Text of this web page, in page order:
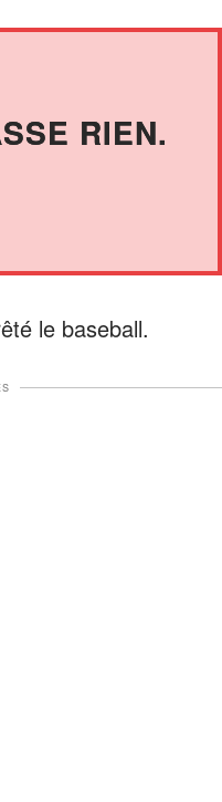
RIEN.
le baseball.